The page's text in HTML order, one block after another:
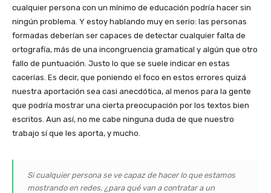
cualquier persona con un mínimo de educación podría hacer sin
ningún problema. Y estoy hablando muy en serio: las personas
formadas deberían ser capaces de detectar cualquier falta de
ortografía, más de una incongruencia gramatical y algún que otro
fallo de puntuación. Justo lo que se suele indicar en estas
cacerías. Es decir, que poniendo el foco en estos errores quizá
nuestra aportación sea casi anecdótica, al menos para la gente
que podría mostrar una cierta preocupación por los textos bien
escritos. Aun así, no me cabe ninguna duda de que nuestro
trabajo sí que les aporta, y mucho.
Si cualquier persona se ve capaz de hacer lo que estamos
mostrando en redes, ¿para qué van a contratar a un